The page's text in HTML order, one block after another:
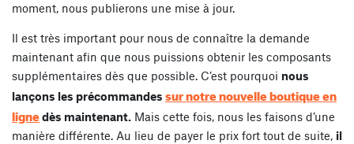
moment, nous publierons une mise à jour.
Il est très important pour nous de connaître la demande
maintenant afin que nous puissions obtenir les composants
supplémentaires dès que possible. C’est pourquoi nous
lançons les précommandes sur notre nouvelle boutique en
lignedès maintenant. Mais cette fois, nous les faisons d’une
manière différente. Au lieu de payer le prix fort tout de suite, il